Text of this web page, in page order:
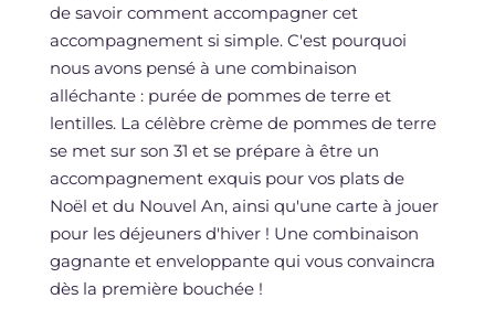
de savoir comment accompagner cet
accompagnement si simple. C'est pourquoi
nous avons pensé à une combinaison
alléchante : purée de pommes de terre et
lentilles. La célèbre crème de pommes de terre
se met sur son 31 et se prépare à être un
accompagnement exquis pour vos plats de
Noël et du Nouvel An, ainsi qu'une carte à jouer
pour les déjeuners d'hiver ! Une combinaison
gagnante et enveloppante qui vous convaincra
dès la première bouchée !